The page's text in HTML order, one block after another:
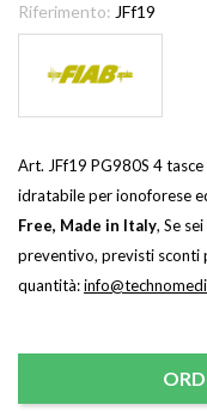
Riferimento: JFf19
Art. JFf19 PG980S 4
idratabile per ionoforese
Free, Made in Italy, Se
preventivo, previsti sconti
quantità: